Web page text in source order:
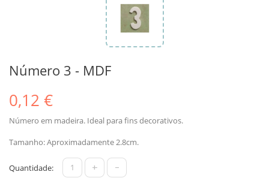
Número 3 - MDF
0,12 €
Número em madeira. Ideal para fins decorativos.
Tamanho: Aproximadamente 2.8cm.
Quantidade: + -